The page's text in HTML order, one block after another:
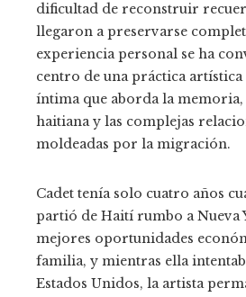
dificultad de reconstruir
llegaron a preservarse
experiencia personal se ha
centro de una práctica
íntima que aborda la
haitiana y las complejas
moldeadas por la migración.
Cadet tenía solo cuatro años
partió de Haití rumbo a Nueva
mejores oportunidades
familia, y mientras ella
Estados Unidos, la artista